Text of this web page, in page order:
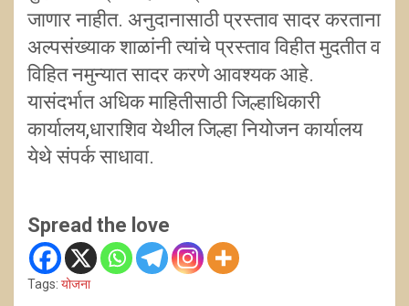
जाणार नाहीत. अनुदानासाठी प्रस्ताव सादर करताना
अल्पसंख्याक शाळांनी त्यांचे प्रस्ताव विहीत मुदतीत व
विहित नमुन्यात सादर करणे आवश्यक आहे.
यासंदर्भात अधिक माहितीसाठी जिल्हाधिकारी
कार्यालय,धाराशिव येथील जिल्हा नियोजन कार्यालय
येथे संपर्क साधावा.
Spread the love
Tags: योजना